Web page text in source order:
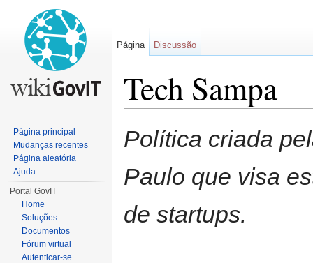
Tech Sampa
Política criada
Paulo que visa
de startups.
Página Discussão
Página principal
Mudanças recentes
Página aleatória
Ajuda
Portal GovIT
Home
Soluções
Documentos
Fórum virtual
Autenticar-se